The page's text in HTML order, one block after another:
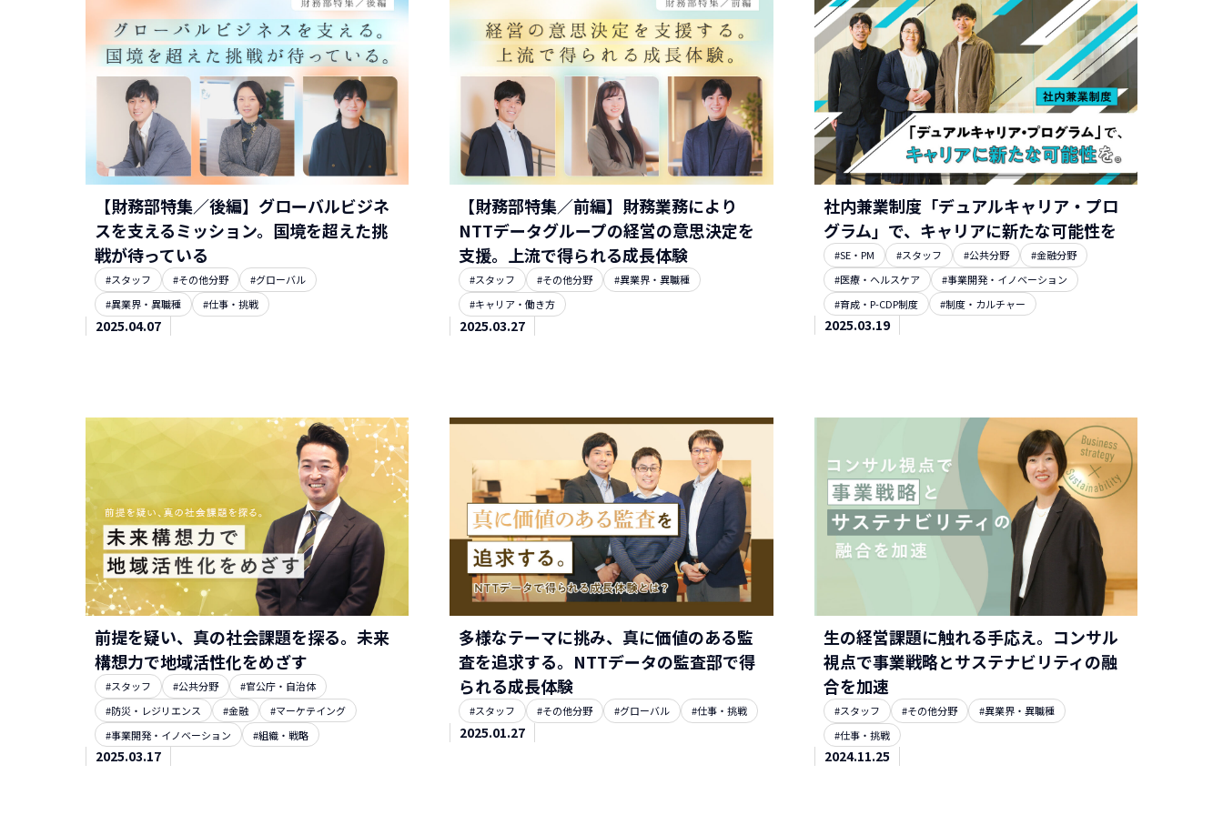
【財務部特集／後編】グローバルビジネ
スを支えるミッション。国境を超えた挑
戦が待っている
#スタッフ #その他分野
#グローバル
#異業界・異職種
#仕事・挑戦
2025.04.07
【財務部特集／前編】財務業務により
NTTデータグループの経営の意思決定を
支援。上流で得られる成長体験
#スタッフ #その他分野
#異業界・異職種
#キャリア・働き方
2025.03.27
社内兼業制度「デュアルキャリア・プロ
グラム」で、キャリアに新たな可能性を
#SE・PM #スタッフ #公共分野
#金融分野
#医療・ヘルスケア
#事業開発・イノベーション
#育成・P-CDP制度
#制度・カルチャー
2025.03.19
前提を疑い、真の社会課題を探る。未来
構想力で地域活性化をめざす
#スタッフ #公共分野
#官公庁・自治体
#防災・レジリエンス
#金融
#マーケテイング
#事業開発・イノベーション
#組織・戦略
2025.03.17
多様なテーマに挑み、真に価値のある監
査を追求する。NTTデータの監査部で得
られる成長体験
#スタッフ #その他分野 #グローバル #仕事・挑戦
2025.01.27
生の経営課題に触れる手応え。コンサル
視点で事業戦略とサステナビリティの融
合を加速
#スタッフ #その他分野
#異業界・異職種
#仕事・挑戦
2024.11.25